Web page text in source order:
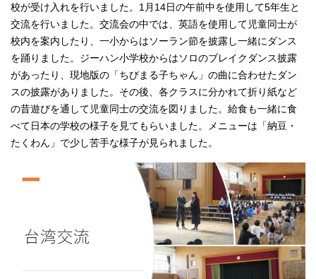
校が受け入れを行いました。1月14日の午前中を使用して5年生と
交流を行いました。交流会の中では、英語を使用して児童同士が
校内を案内したり、一小からはソーラン節を披露し一緒にダンス
を踊りました。ジーハン小学校からはソロのブレイクダンス披露
があったり、現地版の「ちびまる子ちゃん」の曲に合わせたダン
スの披露がありました。その後、各クラスに分かれて折り紙など
の昔遊びを通して児童同士の交流を図りました。給食も一緒に食
べて日本の学校の様子を見てもらいました。メニューは「納豆・
たくわん」で少し苦手な様子が見られました。